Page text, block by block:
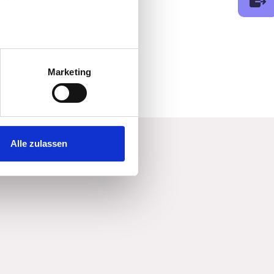
sein können
Präferenzen imAbschnitt
anbieten zu können
Verwendung unserer
diese Informationen
Marketing
Alle zulassen